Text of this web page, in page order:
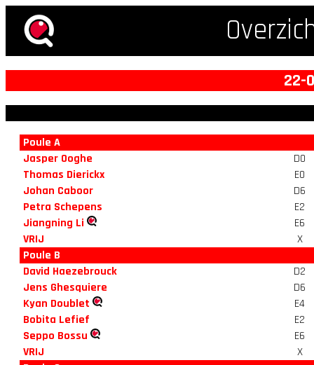
22-
Poule A
Jasper Ooghe
D0
Thomas Dierickx
E0
Johan Caboor
D6
Petra Schepens
E2
Jiangning Li
E6
VRIJ
X
Poule B
David Haezebrouck
D2
Jens Ghesquiere
D6
Kyan Doublet
E4
Bobita Lefief
E2
Seppo Bossu
E6
VRIJ
X